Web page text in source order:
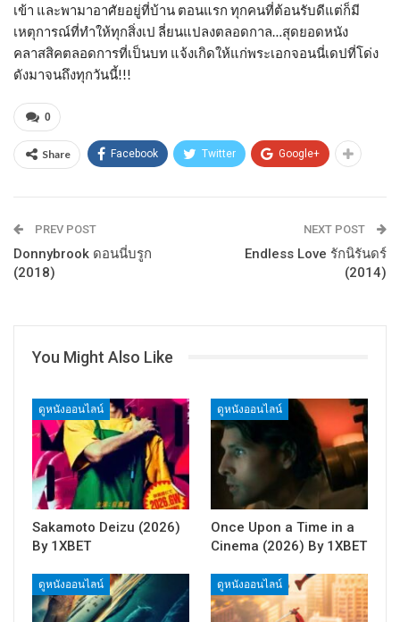
เข้า และพามาอาศัยอยู่ที่บ้าน ตอนแรก ทุกคนที่ต้อนรับดีแต่ก็มี
เหตุการณ์ที่ทำให้ทุกสิ่งเป ลี่ยนแปลงตลอดกาล…สุดยอดหนัง
คลาสสิคตลอดการที่เป็นบท แจ้งเกิดให้แก่พระเอกจอนนี่เดปที่โด่ง
ดังมาจนถึงทุกวันนี้!!!
0
Share Facebook Twitter Google+
PREV POST
Donnybrook ดอนนี่บรูก
(2018)
NEXT POST
Endless Love รักนิรันดร์
(2014)
You Might Also Like
ดูหนังออนไลน์
Sakamoto Deizu (2026)
By 1XBET
ดูหนังออนไลน์
Once Upon a Time in a
Cinema (2026) By 1XBET
ดูหนังออนไลน์ ดูหนังออนไลน์